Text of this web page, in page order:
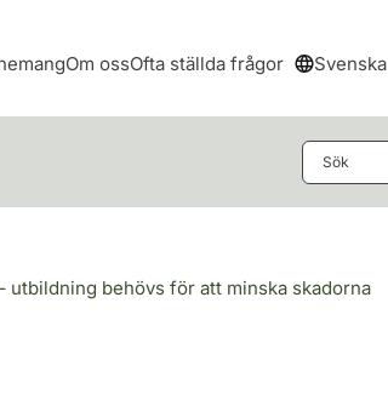
Om ossOfta ställda frågor Svenska
behövs för att minska skadorna